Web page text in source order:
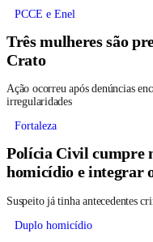
PCCE e Enel
Três mulheres são
Crato
Ação ocorreu após denúncias
irregularidades
Fortaleza
Polícia Civil cumpre
homicídio e integrar
Suspeito já tinha antecedentes
Duplo homicídio